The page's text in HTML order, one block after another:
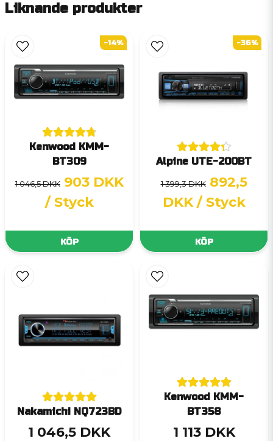
Liknande produkter
Kenwood KMM-
BT309
1 046,5 DKK 903 DKK
/ Styck
KÖP
-14%
Alpine UTE-200BT
1 399,3 DKK 892,5
DKK / Styck
KÖP
-36%
Nakamichi NQ723BD
1 046,5 DKK
Kenwood KMM-
BT358
1 113 DKK